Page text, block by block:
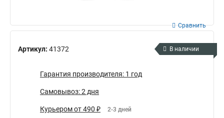
Артикул: 41372
Сравнить
В наличии
Гарантия производителя: 1 год
Самовывоз: 2 дня
Курьером от 490 ₽ 2-3 дней